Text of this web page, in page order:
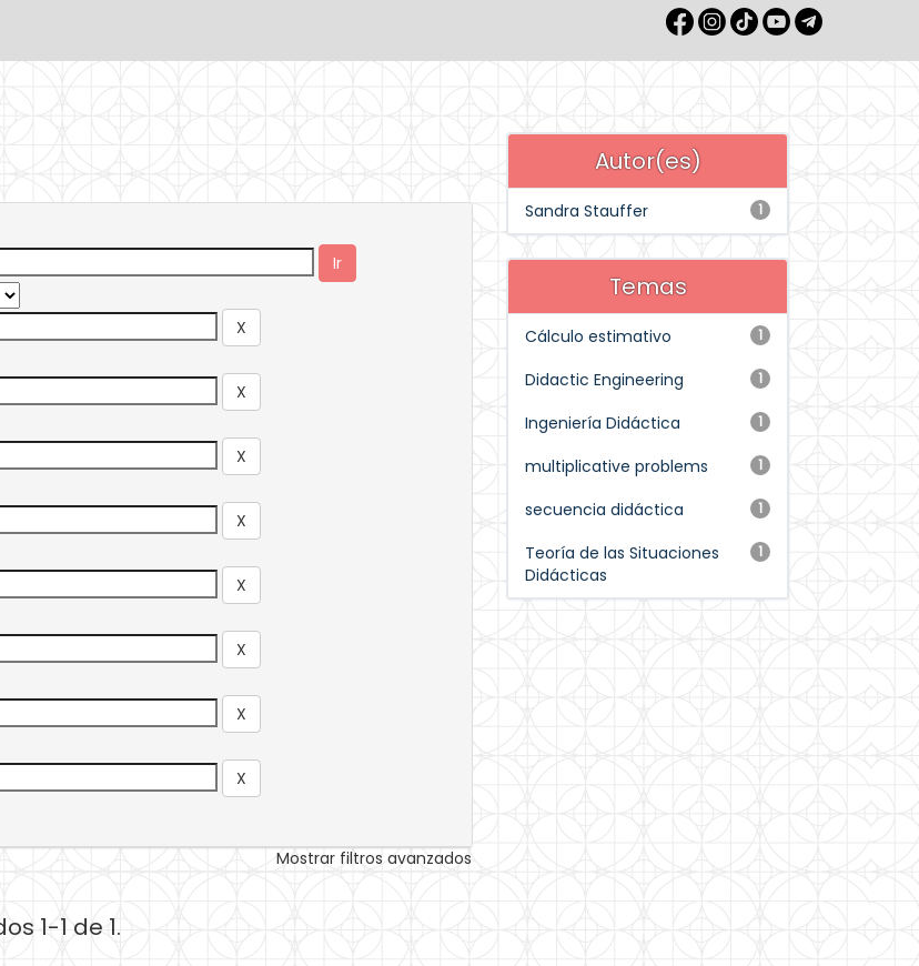
Mostrar filtros avanzados
1-1 de 1.
Autor(es)
1
Sandra Stauffer
Temas
1
Cálculo estimativo
1
Didactic Engineering
1
Ingeniería Didáctica
1
multiplicative problems
1
secuencia didáctica
1
Teoría de las Situaciones
Didácticas